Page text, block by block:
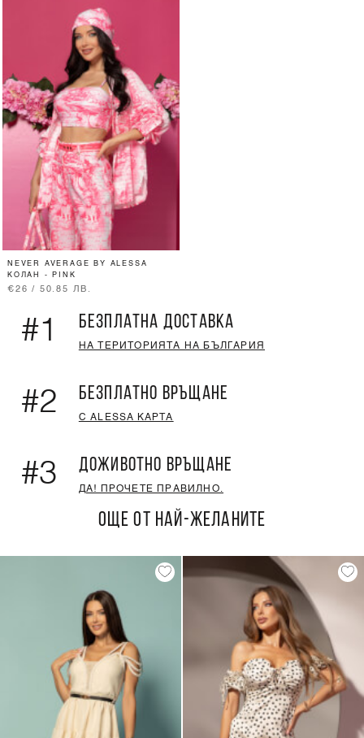
NEVER AVERAGE BY ALESSA
КОЛАН - PINK
€26 / 50.85 ЛВ.
#1 БЕЗПЛАТНА ДОСТАВКА
НА ТЕРИТОРИЯТА НА БЪЛГАРИЯ
#2 БЕЗПЛАТНО ВРЪЩАНЕ
С ALESSA КАРТА
#3 ДОЖИВОТНО ВРЪЩАНЕ
ДА! ПРОЧЕТЕ ПРАВИЛНО.
ОЩЕ ОТ НАЙ-ЖЕЛАНИТЕ